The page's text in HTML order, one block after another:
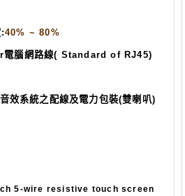
:40% ~ 80%
電腦網路線( Standard of RJ45)
效系統之配線及電力包裝(雙喇叭)
5-wire resistive touch screen